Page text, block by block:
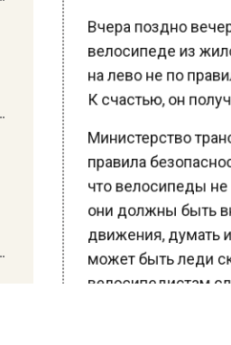
Вчера поздно
велосипеде из
на лево не по
К счастью, он
Министерство
правила
что велосипеды
они должны быть
движения, думать
может быть леди
велосипедистам